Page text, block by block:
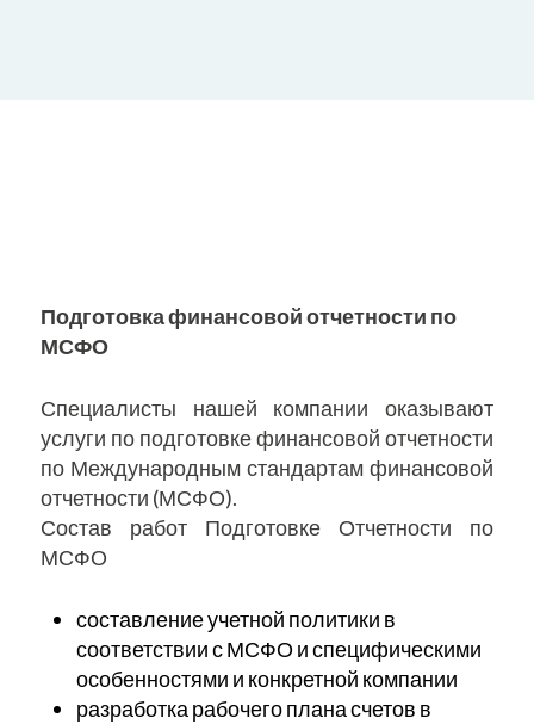
Подготовка финансовой отчетности по
МСФО
Специалисты нашей компании оказывают
услуги по подготовке финансовой отчетности
по Международным стандартам финансовой
отчетности (МСФО).
Состав работ Подготовке Отчетности по
МСФО
составление учетной политики в
соответствии с МСФО и специфическими
особенностями и конкретной компании
разработка рабочего плана счетов в